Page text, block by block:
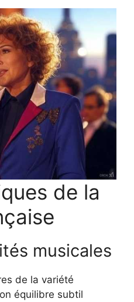
de la
musicales
de la variété
équilibre subtil